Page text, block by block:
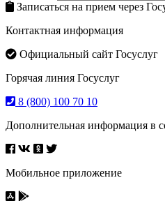
Записаться на прием через
Контактная информация
Официальный сайт Госуслуг
Горячая линия Госуслуг
8 (800) 100 70 10
Дополнительная информация в
Мобильное приложение